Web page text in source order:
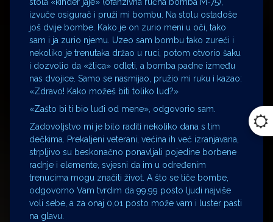
izvuče osigurač i pruži mi bombu. Na stolu ostadoše
još dvije bombe. Kako je on zurio meni u oči, tako
sam i ja zurio njemu. Uzeo sam bombu tako zureći i
nekoliko je trenutaka držao u ruci, potom otvorio šaku
i dozvolio da «žlica» odleti, a bomba padne između
nas dvojice. Samo se nasmijao, pružio mi ruku i kazao:
«Zdravo! Kako možeš biti toliko lud?»
«Zašto bi ti bio luđi od mene», odgovorio sam.
Zadovoljstvo mi je bilo raditi nekoliko dana s tim
dečkima. Prekaljeni veterani, većina ih već izranjavana,
strpljivo su beskonačno ponavljali pojedine borbene
radnje i elemente, svjesni da im u određenim
trenucima mogu značiti život. A što se tiče bombe,
odgovorno Vam tvrdim da 99,99 posto ljudi najviše
voli sebe, a za onaj 0,01 posto može vam i luster pasti
na glavu.